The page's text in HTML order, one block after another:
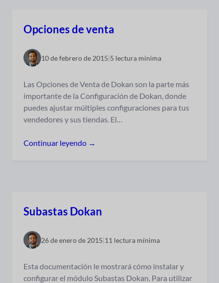
Opciones de venta
10 de febrero de 2015|5 lectura mínima
Las Opciones de Venta de Dokan son la parte más
importante de la Configuración de Dokan, donde
puedes ajustar múltiples configuraciones para tus
vendedores y sus tiendas. El…
Continuar leyendo →
Subastas Dokan
26 de enero de 2015|11 lectura mínima
Esta documentación le mostrará cómo instalar y
configurar el módulo Subastas Dokan. Para utilizar